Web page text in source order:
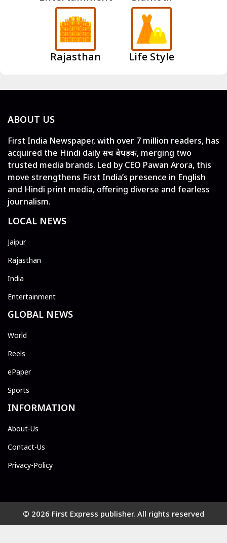
Rajasthan Life Style
ABOUT US
First India Newspaper, with over 7 million readers, has
acquired the Hindi daily सच बेधड़क, merging two
trusted media brands. Led by CEO Pawan Arora, this
move strengthens First India’s presence in English
and Hindi print media, offering diverse and fearless
journalism.
LOCAL NEWS
Jaipur
Rajasthan
India
Entertainment
GLOBAL NEWS
World
Reels
ePaper
Sports
INFORMATION
About-Us
Contact-Us
Privacy-Policy
© 2026 First Express publisher. All rights reserved